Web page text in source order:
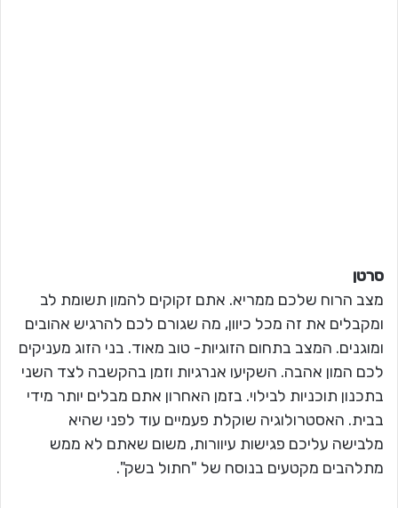
סרטן
מצב הרוח שלכם ממריא. אתם זקוקים להמון תשומת לב
ומקבלים את זה מכל כיוון, מה שגורם לכם להרגיש אהובים
ומוגנים. המצב בתחום הזוגיות- טוב מאוד. בני הזוג מעניקים
לכם המון אהבה. השקיעו אנרגיות וזמן בהקשבה לצד השני
בתכנון תוכניות לבילוי. בזמן האחרון אתם מבלים יותר מידי
בבית. האסטרולוגיה שוקלת פעמיים עוד לפני שהיא
מלבישה עליכם פגישות עיוורות, משום שאתם לא ממש
מתלהבים מקטעים בנוסח של "חתול בשק".